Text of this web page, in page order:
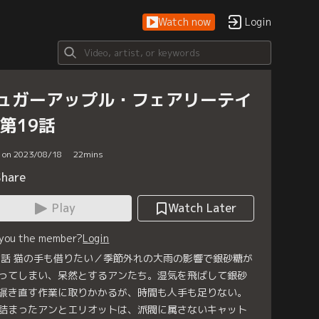
Watch now Login
ガーアップル・フェアリーテイ
19話
2023/08/18 22mins
Play
Watch Later
the member?Login
猫の手も借りたい／季節外れの大雨の影響で銀砂糖が
てしまい、呆然とするアンたち。湿気を飛ばして銀砂
き直す作業に取りかかるが、時間も人手も足りない。
まったアンとエリオットは、派閥に属さないキャット